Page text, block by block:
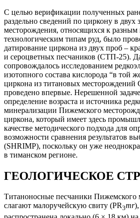
С целью верификации полученных
раздельно сведений по циркону в двух
месторождения, относящихся к разным
технологическим типам руд, было
датирование циркона из двух проб –
и сероцветных песчаников (СТП-25).
сопровождалось исследованием
изотопного состава кислорода “в той
циркона из титановых
проведено впервые. Нерешенной
определение возраста и источника
минерализации Пижемского
циркона, который имеет здесь
качестве методического подхода для
возможности сравнения результатов
(SHRIMP), поскольку он уже
в тиманском регионе.
ГЕОЛОГИЧЕСКОЕ
Титаноносные песчаники Пижемского
слагают малоручейскую свиту (PR3mr),